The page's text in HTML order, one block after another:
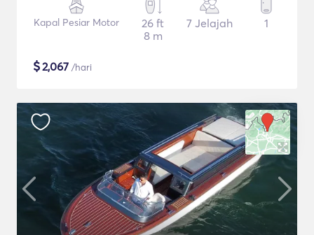
Kapal Pesiar Motor
26 ft
8 m
7 Jelajah 1
$2,067 /hari